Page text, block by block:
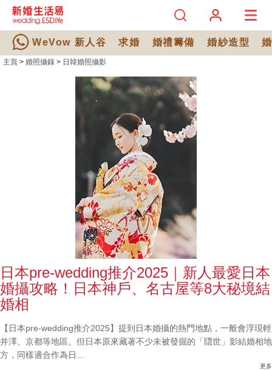
WeVow 新人谷 求婚 婚禮籌備 婚紗造型
主頁 > 婚照攝錄 > 日韓婚照攝影
日本pre-wedding推介2025｜新人最愛日本
婚攝攻略！日本神戶、名古屋等8大秘境結
婚相
【日本pre-wedding推介2025】提到日本婚攝的熱門地點，一般會浮現輕
井澤、京都等地區。但日本原來藏著不少未被發掘的「隠世」影結婚相地
方，同樣適合作為日...
更多